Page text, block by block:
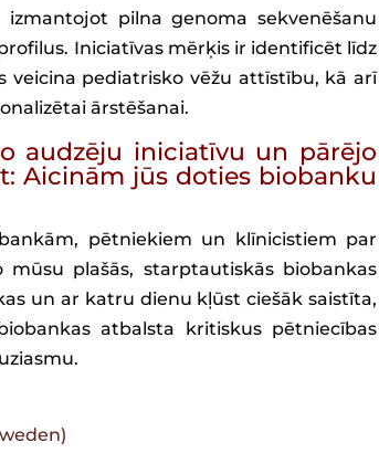
pilna genoma sekvenēšanu
Iniciatīvas mērķis ir identificēt līdz
veicina pediatrisko vēžu attīstību, kā arī
ārstēšanai.
audzēju iniciatīvu un pārējo
Aicinām jūs doties biobanku
pētniekiem un klīnicistiem par
plašās, starptautiskās biobankas
un ar katru dienu kļūst ciešāk saistīta,
atbalsta kritiskus pētniecības